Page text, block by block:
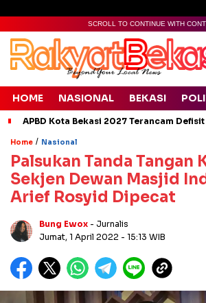
SCROLL TO CONTINUE WITH
HOME NASIONAL BEKASI
APBD Kota Bekasi 2027 Terancam
Home / Nasional
Palsukan Tanda Tangan
Sekjen Dewan Masjid
Arief Rosyid Dipecat
Bung Ewox - Jurnalis
Jumat, 1 April 2022 - 15:13 WIB